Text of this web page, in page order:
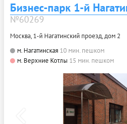
Бизнес-парк 1-й
№60269
Москва, 1-й Нагатинский проезд, дом 2
м. Нагатинская 10 мин. пешком
м. Верхние Котлы 15 мин. пешком